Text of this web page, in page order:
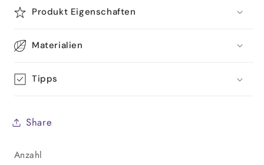
Produkt Eigenschaften
Materialien
Tipps
Share
Anzahl
Anzahl